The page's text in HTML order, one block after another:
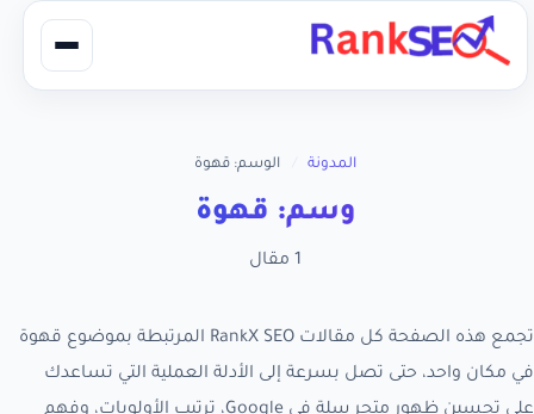
المدونة الوسم: قهوة
وسم: قهوة
1 مقال
تجمع هذه الصفحة كل مقالات RankX SEO المرتبطة بموضوع قهوة
في مكان واحد، حتى تصل بسرعة إلى الأدلة العملية التي تساعدك
على تحسين ظهور متجر سلة في Google، ترتيب الأولويات، وفهم